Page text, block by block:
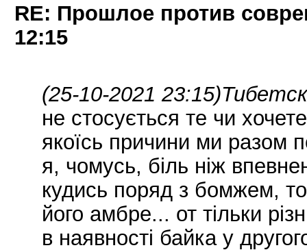
RE: Прошлое против
12:15
(25-10-2021 23:15)
не стосується те чи
якоїсь причини ми разом
я, чомусь, біль ніж
кудись поряд з бомжем,
його амбре... от тільки
в наявності байка у